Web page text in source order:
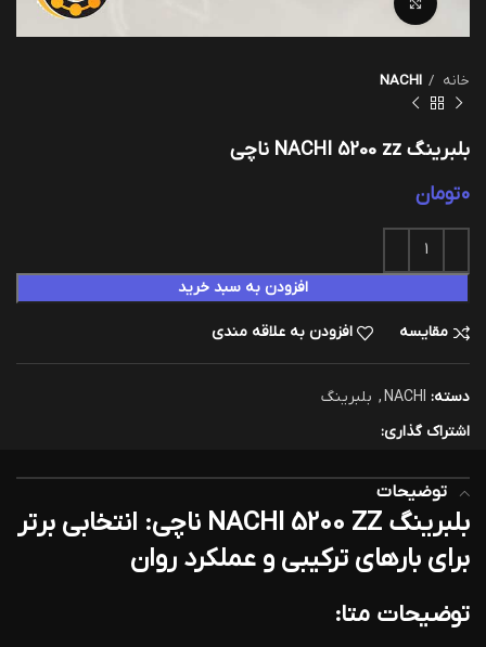
خانه NACHI
بلبرینگ NACHI 5200 zz ناچی
0تومان
افزودن به سبد خرید
مقایسه افزودن به علاقه مندی
دسته: NACHI
, بلبرینگ
اشتراک گذاری:
توضیحات
بلبرینگ NACHI 5200 ZZ ناچی: انتخابی برتر
برای بارهای ترکیبی و عملکرد روان
توضیحات متا: